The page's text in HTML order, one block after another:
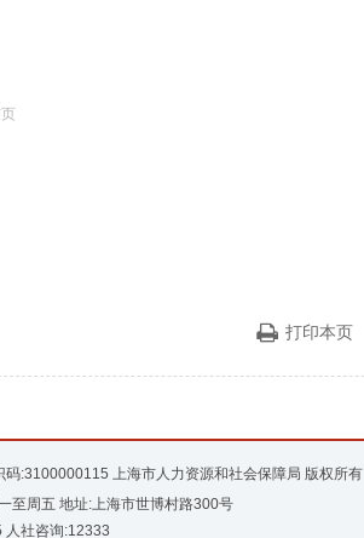
打印本页
码:3100000115 上海市人力资源和社会保障局 版权所有
至周五 地址:上海市世博村路300号
人社咨询:12333